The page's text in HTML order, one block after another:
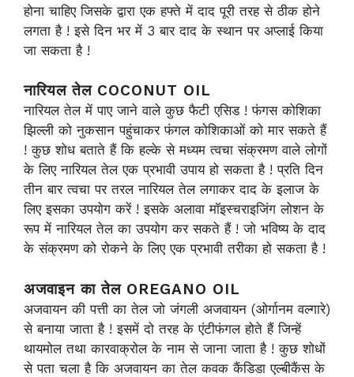
होना चाहिए जिसके द्वारा एक हफ्ते में दाद पूरी तरह से ठीक होने
लगता है ! इसे दिन भर में 3 बार दाद के स्थान पर अप्लाई किया
जा सकता है !
नारियल तेल COCONUT OIL
नारियल तेल में पाए जाने वाले कुछ फैटी एसिड ! फंगस कोशिका
झिल्ली को नुकसान पहुंचाकर फंगल कोशिकाओं को मार सकते हैं
! कुछ शोध बताते हैं कि हल्के से मध्यम त्वचा संक्रमण वाले लोगों
के लिए नारियल तेल एक प्रभावी उपाय हो सकता है ! प्रति दिन
तीन बार त्वचा पर तरल नारियल तेल लगाकर दाद के इलाज के
लिए इसका उपयोग करें ! इसके अलावा मॉइस्चराइजिंग लोशन के
रूप में नारियल तेल का उपयोग कर सकते हैं ! जो भविष्य के दाद
के संक्रमण को रोकने के लिए एक प्रभावी तरीका हो सकता है !
अजवाइन का तेल OREGANO OIL
अजवायन की पत्ती का तेल जो जंगली अजवायन (ओर्गानम वल्गारे)
से बनाया जाता है ! इसमें दो तरह के एंटीफंगल होते हैं जिन्हें
थायमोल तथा कारवाक्रोल के नाम से जाना जाता है ! कुछ शोधों
से पता चला है कि अजवायन का तेल कवक कैंडिडा एल्बीकैंस के